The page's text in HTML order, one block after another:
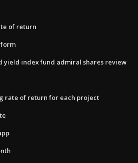
of return
yield index fund admiral shares review
rate of return for each project